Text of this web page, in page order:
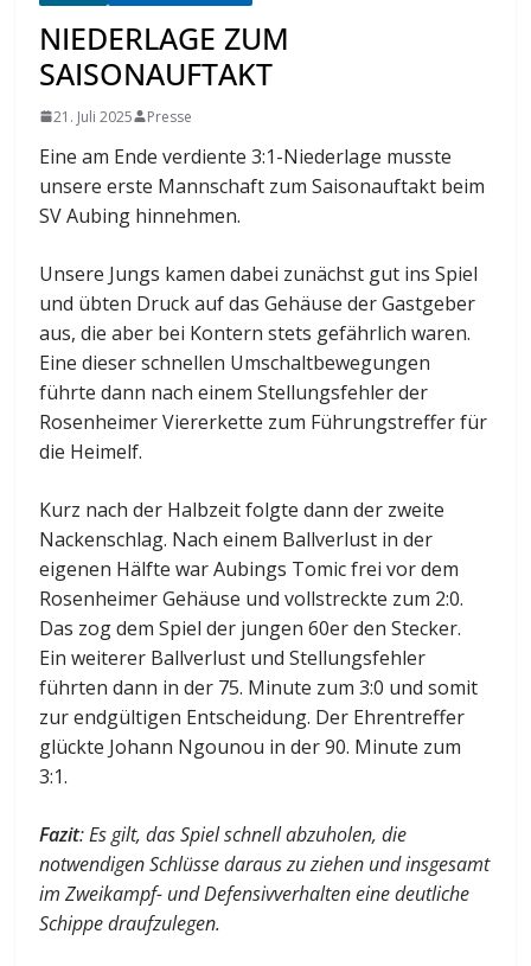
NIEDERLAGE ZUM
SAISONAUFTAKT
21. Juli 2025 Presse
Eine am Ende verdiente 3:1-Niederlage musste
unsere erste Mannschaft zum Saisonauftakt beim
SV Aubing hinnehmen.
Unsere Jungs kamen dabei zunächst gut ins Spiel
und übten Druck auf das Gehäuse der Gastgeber
aus, die aber bei Kontern stets gefährlich waren.
Eine dieser schnellen Umschaltbewegungen
führte dann nach einem Stellungsfehler der
Rosenheimer Viererkette zum Führungstreffer für
die Heimelf.
Kurz nach der Halbzeit folgte dann der zweite
Nackenschlag. Nach einem Ballverlust in der
eigenen Hälfte war Aubings Tomic frei vor dem
Rosenheimer Gehäuse und vollstreckte zum 2:0.
Das zog dem Spiel der jungen 60er den Stecker.
Ein weiterer Ballverlust und Stellungsfehler
führten dann in der 75. Minute zum 3:0 und somit
zur endgültigen Entscheidung. Der Ehrentreffer
glückte Johann Ngounou in der 90. Minute zum
3:1.
Fazit: Es gilt, das Spiel schnell abzuholen, die
notwendigen Schlüsse daraus zu ziehen und insgesamt
im Zweikampf- und Defensivverhalten eine deutliche
Schippe draufzulegen.